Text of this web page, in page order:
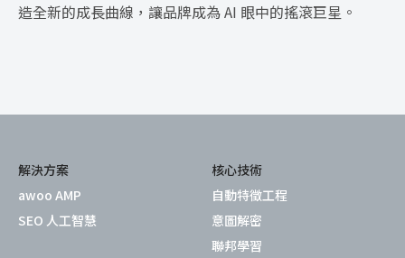
造全新的成長曲線，讓品牌成為 AI 眼中的搖滾巨星。
解決方案
awoo AMP
SEO 人工智慧
核心技術
自動特徵工程
意圖解密
聯邦學習